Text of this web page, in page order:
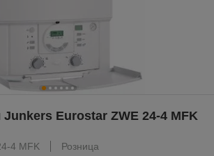
Eurostar ZWE 24-4 MFK
4 MFK
Розница